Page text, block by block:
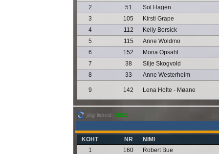
2
51
Sol Hagen
3
105
Kirsti Grape
4
112
Kelly Borsick
5
115
Anne Woldmo
6
152
Mona Opsahl
7
38
Silje Skogvold
8
33 Anne Westerheim
9 142 Lena Holte - Møane
jälgi liidreid: SEES
KOHT NR
NIMI
1
160
Robert Bue